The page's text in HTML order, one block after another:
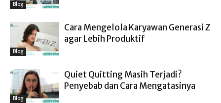
Blog
Blog
Cara Mengelola Karyawan Generasi Z
agar Lebih Produktif
Blog
Quiet Quitting Masih Terjadi?
Penyebab dan Cara Mengatasinya